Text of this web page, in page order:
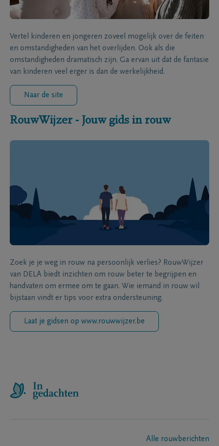
Vertel kinderen en jongeren zoveel mogelijk over de feiten
en omstandigheden van het overlijden. Ook als die
omstandigheden dramatisch zijn. Ga ervan uit dat de fantasie
van kinderen veel erger is dan de werkelijkheid.
Naar de site
RouwWijzer - Jouw gids in rouw
Zoek je je weg in rouw na persoonlijk verlies? RouwWijzer
van DELA biedt inzichten om rouw beter te begrijpen en
handvaten om ermee om te gaan. Wie iemand in rouw wil
bijstaan vindt er tips voor extra ondersteuning.
Laat je gidsen op www.rouwwijzer.be
Alle rouwberichten